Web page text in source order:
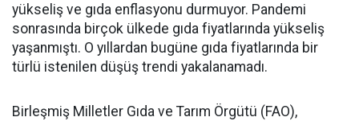
yükseliş ve gıda enflasyonu durmuyor. Pandemi
sonrasında birçok ülkede gıda fiyatlarında yükseliş
yaşanmıştı. O yıllardan bugüne gıda fiyatlarında bir
türlü istenilen düşüş trendi yakalanamadı.
Birleşmiş Milletler Gıda ve Tarım Örgütü (FAO),